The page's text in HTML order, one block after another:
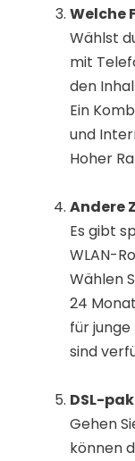
Welche
Wählst
mit
den
Ein
und
Hoher
Andere
Es gibt
WLAN-
Wählen
24
für
sind
DSL-
Gehen
können